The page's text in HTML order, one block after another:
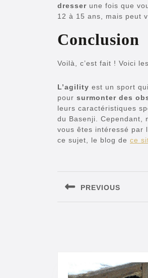
dresser une fois que
12 à 15 ans, mais peut
Conclusion
Voilà, c’est fait ! Voici
L’agility est un sport
pour surmonter des
leurs caractéristiques
du Basenji. Cependant,
vous êtes intéressé par
ce sujet, le blog de ce
de
l’article
PREVIOUS
Previous